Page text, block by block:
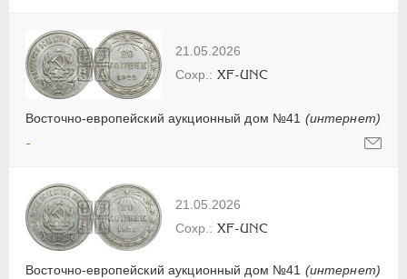
21.05.2026
Восточно-европейский аукционный дом №41 (интернет)
XF-UNC
-
21.05.2026
Восточно-европейский аукционный дом №41 (интернет)
XF-UNC